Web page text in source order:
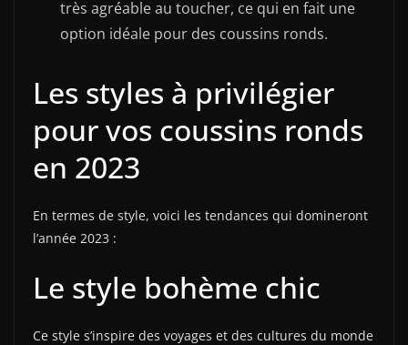
très agréable au toucher, ce qui en fait une
option idéale pour des coussins ronds.
Les styles à privilégier
pour vos coussins ronds
en 2023
En termes de style, voici les tendances qui domineront
l’année 2023 :
Le style bohème chic
Ce style s’inspire des voyages et des cultures du monde